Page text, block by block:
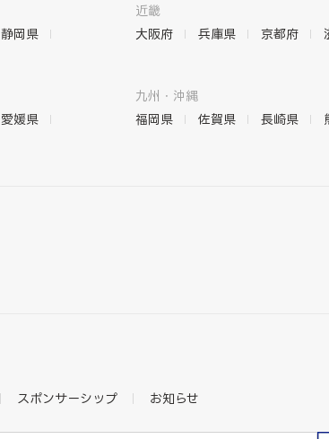
静岡県
近畿
大阪府
兵庫県 京都府
愛媛県
九州・沖縄
福岡県
佐賀県 長崎県
スポンサーシップ お知らせ